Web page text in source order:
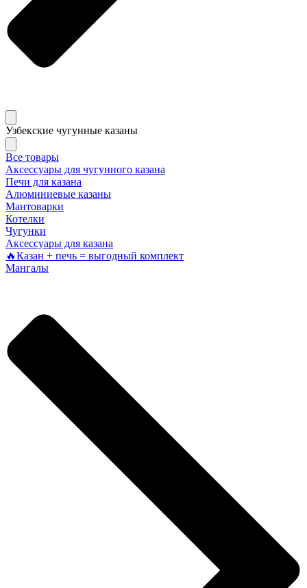
Узбекские чугунные казаны
Все товары
Аксессуары для чугунного казана
Печи для казана
Алюминиевые казаны
Мантоварки
Котелки
Чугунки
Аксессуары для казана
🔥Казан + печь = выгодный комплект
Мангалы